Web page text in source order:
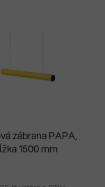
zábrana PAPA,
1500 mm